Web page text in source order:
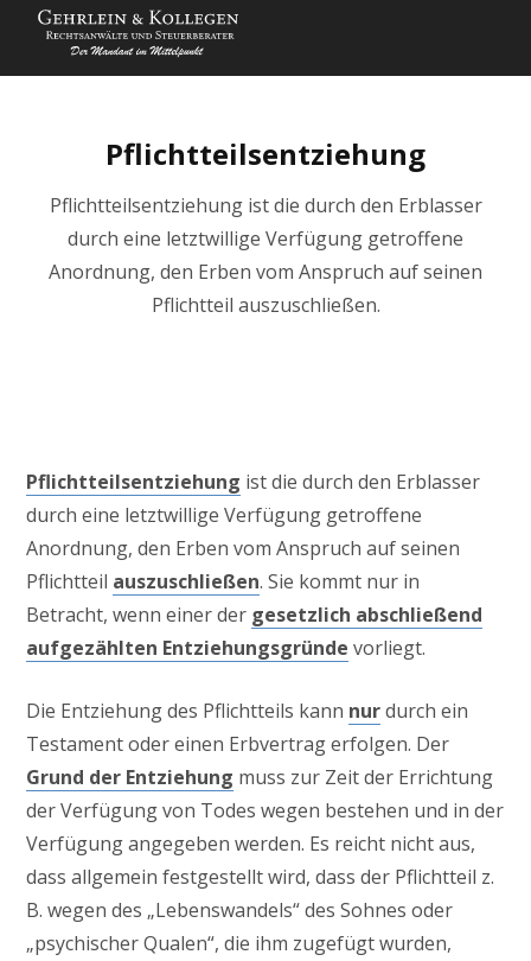
Pflichtteilsentziehung
Pflichtteilsentziehung ist die durch den Erblasser
durch eine letztwillige Verfügung getroffene
Anordnung, den Erben vom Anspruch auf seinen
Pflichtteil auszuschließen.
Pflichtteilsentziehung ist die durch den Erblasser
durch eine letztwillige Verfügung getroffene
Anordnung, den Erben vom Anspruch auf seinen
Pflichtteil auszuschließen. Sie kommt nur in
Betracht, wenn einer der gesetzlich abschließend
aufgezählten Entziehungsgründe vorliegt.
Die Entziehung des Pflichtteils kann nurdurch ein
Testament oder einen Erbvertrag erfolgen. Der
Grund der Entziehung muss zur Zeit der Errichtung
der Verfügung von Todes wegen bestehen und in der
Verfügung angegeben werden. Es reicht nicht aus,
dass allgemein festgestellt wird, dass der Pflichtteil z.
B. wegen des „Lebenswandels“ des Sohnes oder
„psychischer Qualen“, die ihm zugefügt wurden,